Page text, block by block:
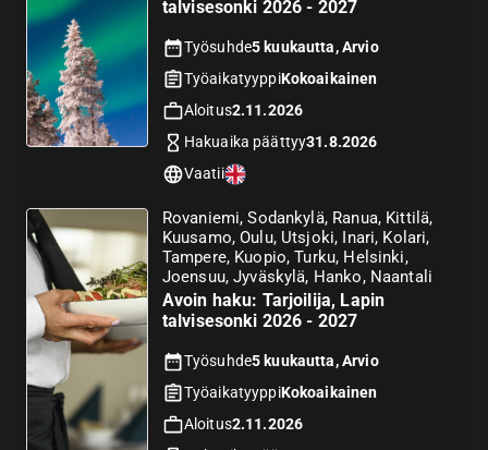
talvisesonki 2026 - 2027
Työsuhde5 kuukautta, Arvio
TyöaikatyyppiKokoaikainen
Aloitus2.11.2026
Hakuaika päättyy31.8.2026
Vaatii
Rovaniemi, Sodankylä, Ranua, Kittilä,
Kuusamo, Oulu, Utsjoki, Inari, Kolari,
Tampere, Kuopio, Turku, Helsinki,
Joensuu, Jyväskylä, Hanko, Naantali
Avoin haku: Tarjoilija, Lapin
talvisesonki 2026 - 2027
Työsuhde5 kuukautta, Arvio
TyöaikatyyppiKokoaikainen
Aloitus2.11.2026